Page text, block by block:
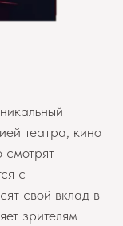
театра, кино
смотрят
с
свой вклад в
зрителям